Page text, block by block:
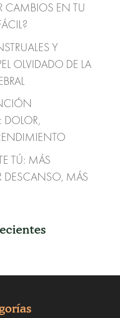
CAMBIOS EN TU
Y
OLVIDADO DE LA
DOLOR,
TÚ: MÁS
DESCANSO, MÁS